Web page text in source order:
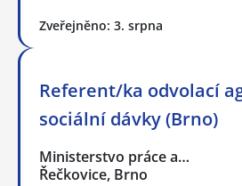
Zveřejněno: 3. srpna
Referent/ka odvolací
sociální dávky (Brno)
Ministerstvo práce a…
Řečkovice, Brno